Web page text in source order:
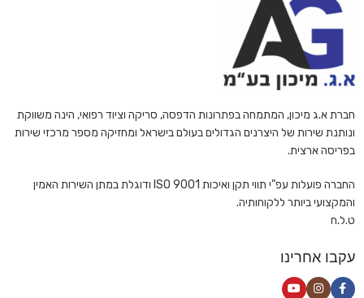
חברת א.ג מיכון, המתמחה בפתרונות הדפסה, סריקה וציוד רפואי, הינה משווקת
ונותנת שירות של היצרנים הגדולים בעולם בישראל ומחזיקה מספר מרכזי שירות
בפריסה ארצית.
החברה פועלות עפ"י תווי תקן ואיכות ISO 9001 ודוגלת במתן השירות האמין
והמקצועי ביותר ללקוחותיה.
ט.ל.ח
עקבו אחרינו